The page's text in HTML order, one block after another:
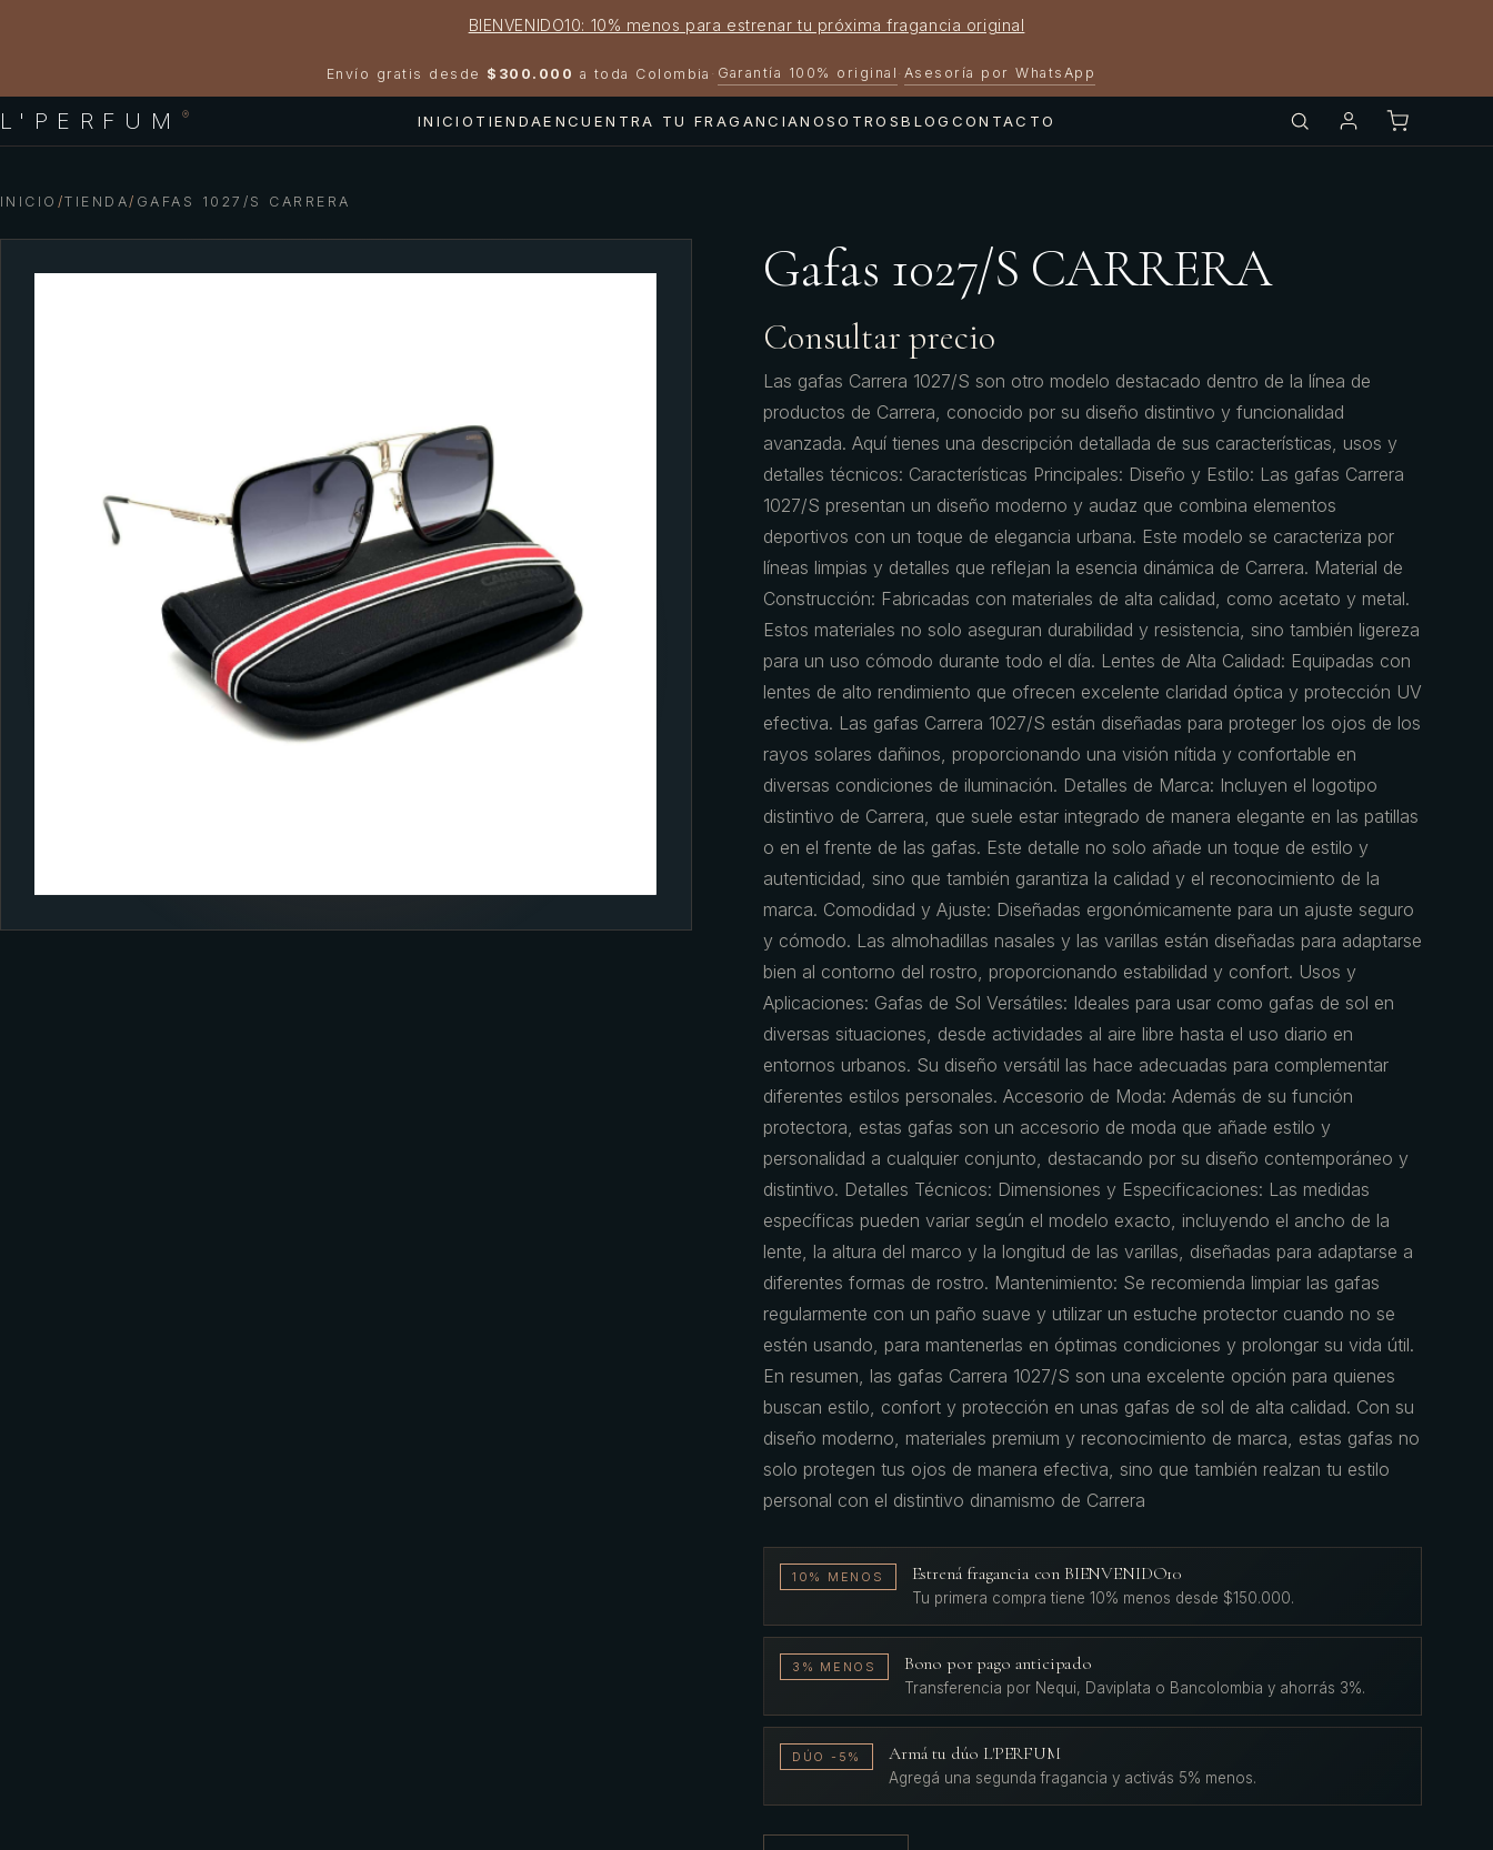
BIENVENIDO10: 10% menos para estrenar tu próxima fragancia original
Envío gratis desde $300.000 a toda Colombia · Garantía 100% original · Asesoría por WhatsApp
L'PERFUM ® INICIO TIENDAENCUENTRA TU FRAGANCIANOSOTROSBLOG CONTACTO
INICIO /TIENDA/ GAFAS 1027/S CARRERA
Gafas 1027/S CARRERA
Consultar precio
Las gafas Carrera 1027/S son otro modelo destacado dentro de la línea de
productos de Carrera, conocido por su diseño distintivo y funcionalidad
avanzada. Aquí tienes una descripción detallada de sus características, usos y
detalles técnicos: Características Principales: Diseño y Estilo: Las gafas Carrera
1027/S presentan un diseño moderno y audaz que combina elementos
deportivos con un toque de elegancia urbana. Este modelo se caracteriza por
líneas limpias y detalles que reflejan la esencia dinámica de Carrera. Material de
Construcción: Fabricadas con materiales de alta calidad, como acetato y metal.
Estos materiales no solo aseguran durabilidad y resistencia, sino también ligereza
para un uso cómodo durante todo el día. Lentes de Alta Calidad: Equipadas con
lentes de alto rendimiento que ofrecen excelente claridad óptica y protección UV
efectiva. Las gafas Carrera 1027/S están diseñadas para proteger los ojos de los
rayos solares dañinos, proporcionando una visión nítida y confortable en
diversas condiciones de iluminación. Detalles de Marca: Incluyen el logotipo
distintivo de Carrera, que suele estar integrado de manera elegante en las patillas
o en el frente de las gafas. Este detalle no solo añade un toque de estilo y
autenticidad, sino que también garantiza la calidad y el reconocimiento de la
marca. Comodidad y Ajuste: Diseñadas ergonómicamente para un ajuste seguro
y cómodo. Las almohadillas nasales y las varillas están diseñadas para adaptarse
bien al contorno del rostro, proporcionando estabilidad y confort. Usos y
Aplicaciones: Gafas de Sol Versátiles: Ideales para usar como gafas de sol en
diversas situaciones, desde actividades al aire libre hasta el uso diario en
entornos urbanos. Su diseño versátil las hace adecuadas para complementar
diferentes estilos personales. Accesorio de Moda: Además de su función
protectora, estas gafas son un accesorio de moda que añade estilo y
personalidad a cualquier conjunto, destacando por su diseño contemporáneo y
distintivo. Detalles Técnicos: Dimensiones y Especificaciones: Las medidas
específicas pueden variar según el modelo exacto, incluyendo el ancho de la
lente, la altura del marco y la longitud de las varillas, diseñadas para adaptarse a
diferentes formas de rostro. Mantenimiento: Se recomienda limpiar las gafas
regularmente con un paño suave y utilizar un estuche protector cuando no se
estén usando, para mantenerlas en óptimas condiciones y prolongar su vida útil.
En resumen, las gafas Carrera 1027/S son una excelente opción para quienes
buscan estilo, confort y protección en unas gafas de sol de alta calidad. Con su
diseño moderno, materiales premium y reconocimiento de marca, estas gafas no
solo protegen tus ojos de manera efectiva, sino que también realzan tu estilo
personal con el distintivo dinamismo de Carrera
10% MENOS Estrená fragancia con BIENVENIDO10
Tu primera compra tiene 10% menos desde $150.000.
3% MENOS Bono por pago anticipado
Transferencia por Nequi, Daviplata o Bancolombia y ahorrás 3%.
DÚO -5% Armá tu dúo L'PERFUM
Agregá una segunda fragancia y activás 5% menos.